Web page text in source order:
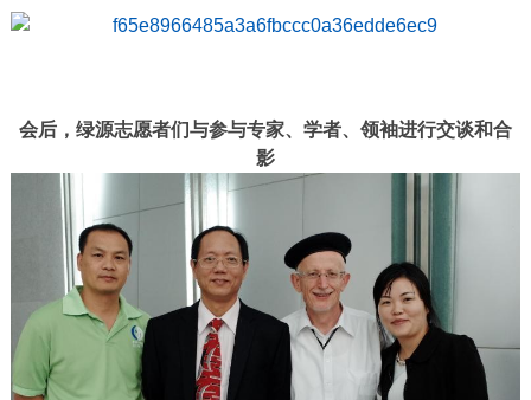
会后，绿源志愿者们与参与专家、学者、领袖进行交谈和合
影